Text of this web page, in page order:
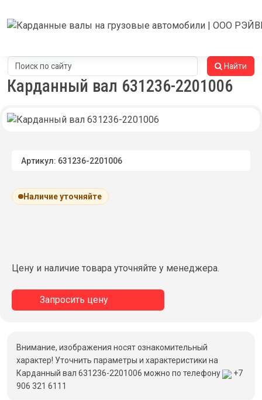
Найти
Карданный вал 631236-2201006
Артикул: 631236-2201006
Наличие уточняйте
Цену и наличие товара уточняйте у менеджера.
Запросить цену
Внимание, изображения носят ознакомительный
характер! Уточнить параметры и характеристики на
Карданный вал 631236-2201006 можно по телефону
+7
906 321 6111